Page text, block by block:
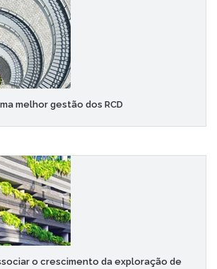
melhor gestão dos RCD
o crescimento da exploração de